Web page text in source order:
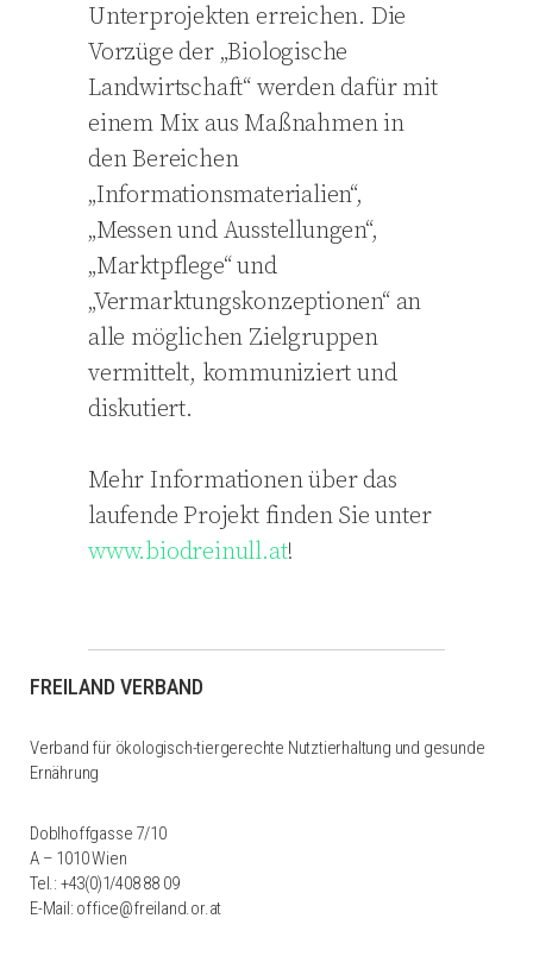
Unterprojekten erreichen. Die
Vorzüge der „Biologische
Landwirtschaft“ werden dafür mit
einem Mix aus Maßnahmen in
den Bereichen
„Informationsmaterialien“,
„Messen und Ausstellungen“,
„Marktpflege“ und
„Vermarktungskonzeptionen“ an
alle möglichen Zielgruppen
vermittelt, kommuniziert und
diskutiert.
Mehr Informationen über das
laufende Projekt finden Sie unter
www.biodreinull.at!
FREILAND VERBAND
Verband für ökologisch-tiergerechte Nutztierhaltung und gesunde
Ernährung
Doblhoffgasse 7/10
A – 1010 Wien
Tel.: +43(0)1/408 88 09
E-Mail: office@freiland.or.at